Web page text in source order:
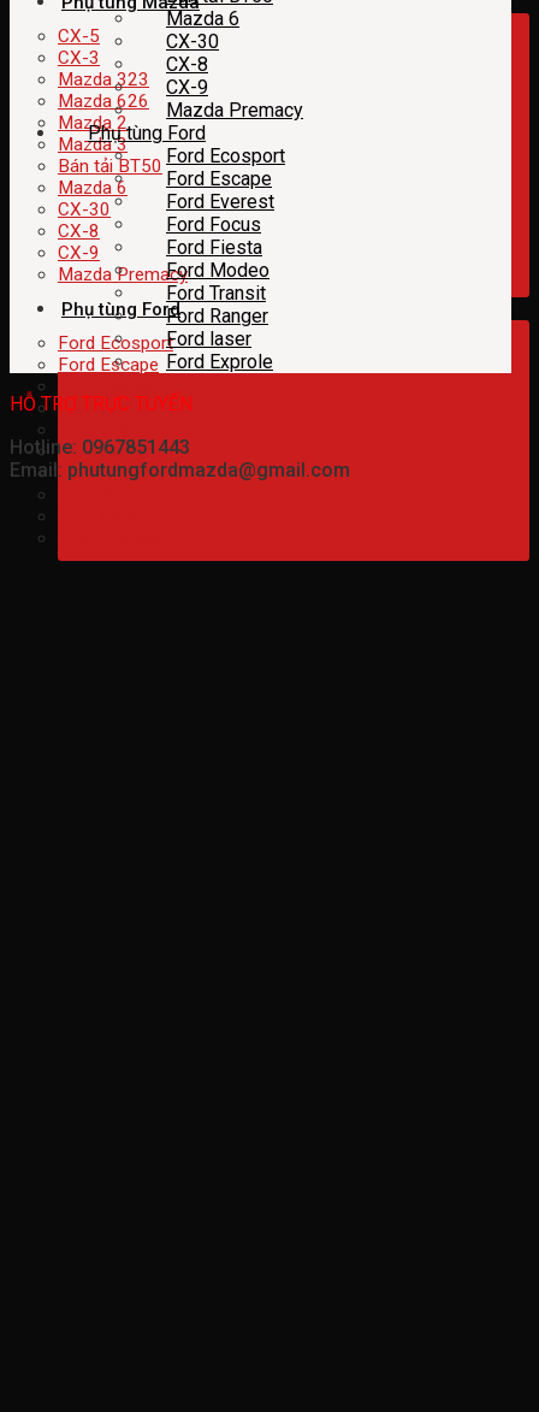
CX-5
CX-3
Mazda 323
Mazda 626
Mazda 2
Mazda 3
Bán tải BT50
Mazda 6
CX-30
CX-8
CX-9
Mazda Premacy
Phụ tùng Ford
Ford Ecosport
Ford Escape
Ford Focus
Ford Modeo
Ford Transit
Mazda 6
CX-30
CX-8
CX-9
Mazda Premacy
Phụ tùng Ford
Ford Ecosport
Ford Escape
Ford Everest
Ford Focus
Ford Fiesta
Ford Modeo
Ford Transit
Ford Ranger
Ford laser
Ford Exprole
HỖ TRỢ TRỰC TUYẾN
Hotline: 0967851443
Email: phutungfordmazda@gmail.com